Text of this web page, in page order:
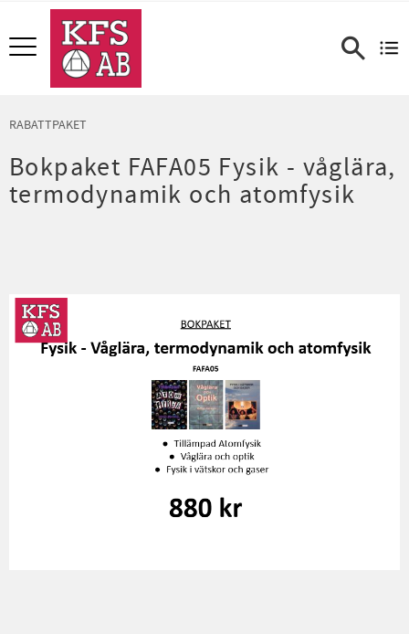
Meny
RABATTPAKET
Bokpaket FAFA05 Fysik - våglära,
termodynamik och atomfysik